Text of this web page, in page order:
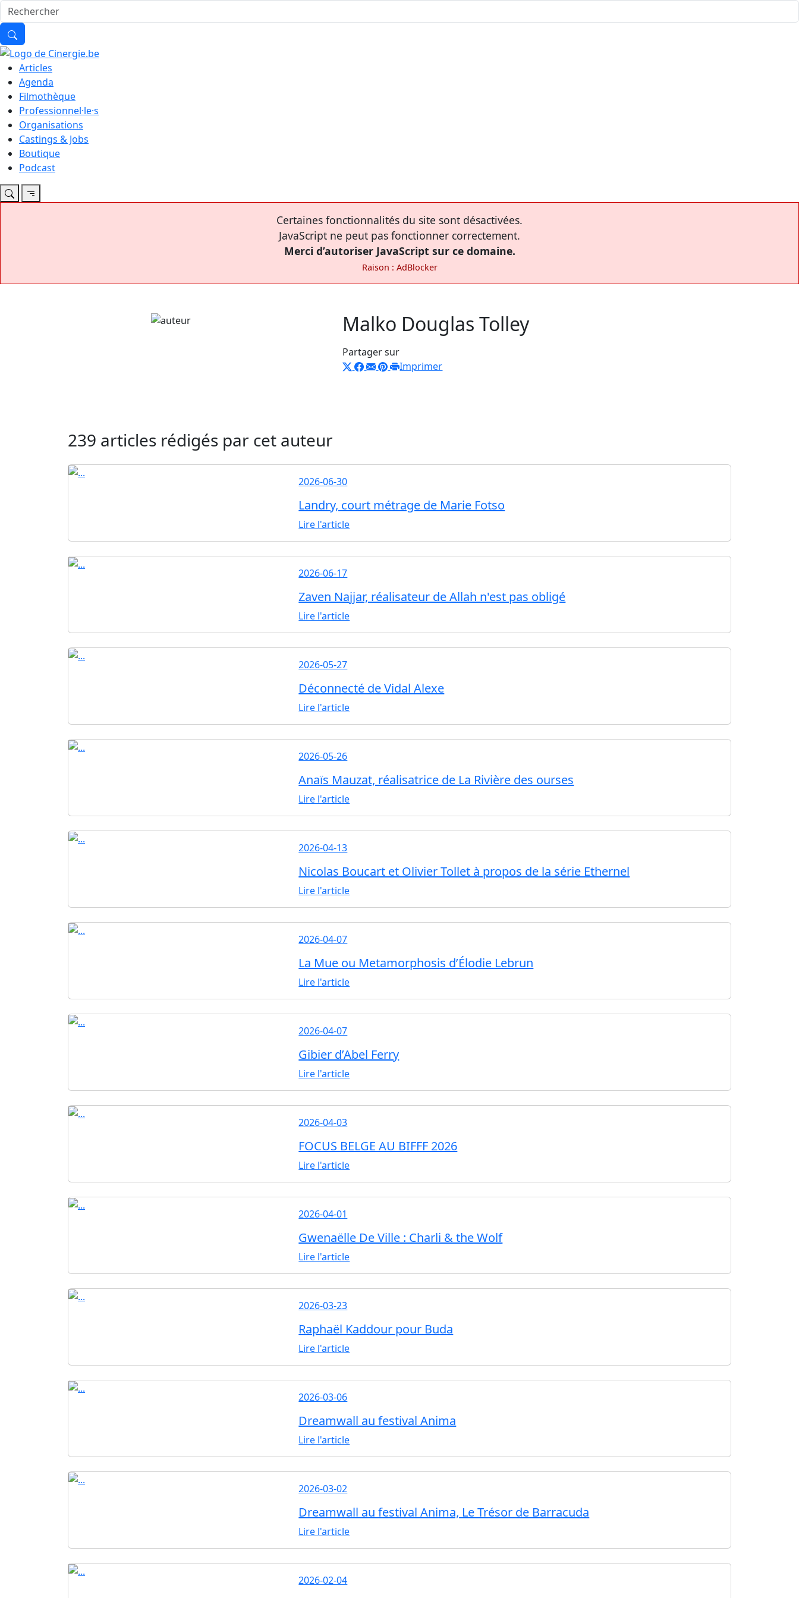
Articles
Agenda
Filmothèque
Professionnel·le·s
Organisations
Castings & Jobs
Boutique
Podcast
Certaines fonctionnalités du site sont désactivées.
JavaScript ne peut pas fonctionner correctement.
Merci d’autoriser JavaScript sur ce domaine.
Raison : AdBlocker
Malko Douglas Tolley
Partager sur
Imprimer
239 articles rédigés par cet auteur
2026-06-30
Landry, court métrage de Marie Fotso
Lire l'article
2026-06-17
Zaven Najjar, réalisateur de Allah n'est pas obligé
Lire l'article
2026-05-27
Déconnecté de Vidal Alexe
Lire l'article
2026-05-26
Anaïs Mauzat, réalisatrice de La Rivière des ourses
Lire l'article
2026-04-13
Nicolas Boucart et Olivier Tollet à propos de la série Ethernel
Lire l'article
2026-04-07
La Mue ou Metamorphosis d’Élodie Lebrun
Lire l'article
2026-04-07
Gibier d’Abel Ferry
Lire l'article
2026-04-03
FOCUS BELGE AU BIFFF 2026
Lire l'article
2026-04-01
Gwenaëlle De Ville : Charli & the Wolf
Lire l'article
2026-03-23
Raphaël Kaddour pour Buda
Lire l'article
2026-03-06
Dreamwall au festival Anima
Lire l'article
2026-03-02
Dreamwall au festival Anima, Le Trésor de Barracuda
Lire l'article
2026-02-04